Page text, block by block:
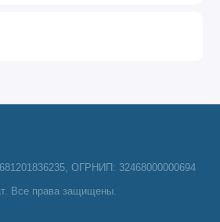
ОГРНИП: 32468000000694
Все права защищены.